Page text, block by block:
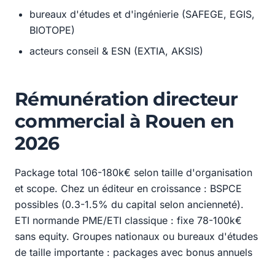
bureaux d'études et d'ingénierie (SAFEGE, EGIS,
BIOTOPE)
acteurs conseil & ESN (EXTIA, AKSIS)
Rémunération directeur
commercial à Rouen en
2026
Package total 106-180k€ selon taille d'organisation
et scope. Chez un éditeur en croissance : BSPCE
possibles (0.3-1.5% du capital selon ancienneté).
ETI normande PME/ETI classique : fixe 78-100k€
sans equity. Groupes nationaux ou bureaux d'études
de taille importante : packages avec bonus annuels